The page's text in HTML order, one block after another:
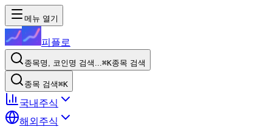
메뉴 열기
피플로
종목명, 코인명 검색...⌘K종목 검색
종목 검색⌘K
국내주식
해외주식